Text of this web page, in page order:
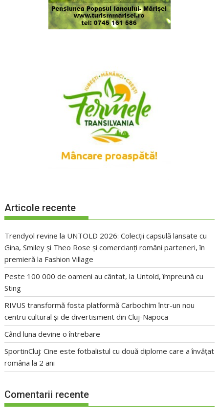
Articole recente
Trendyol revine la UNTOLD 2026: Colecții capsulă lansate cu
Gina, Smiley și Theo Rose și comercianți români parteneri, în
premieră la Fashion Village
Peste 100 000 de oameni au cântat, la Untold, împreună cu
Sting
RIVUS transformă fosta platformă Carbochim într-un nou
centru cultural și de divertisment din Cluj-Napoca
Când luna devine o întrebare
SportinCluj: Cine este fotbalistul cu două diplome care a învățat
româna la 2 ani
Comentarii recente